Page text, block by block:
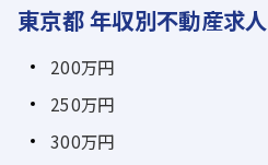
東京都 年収別不動産求人
200万円
250万円
300万円